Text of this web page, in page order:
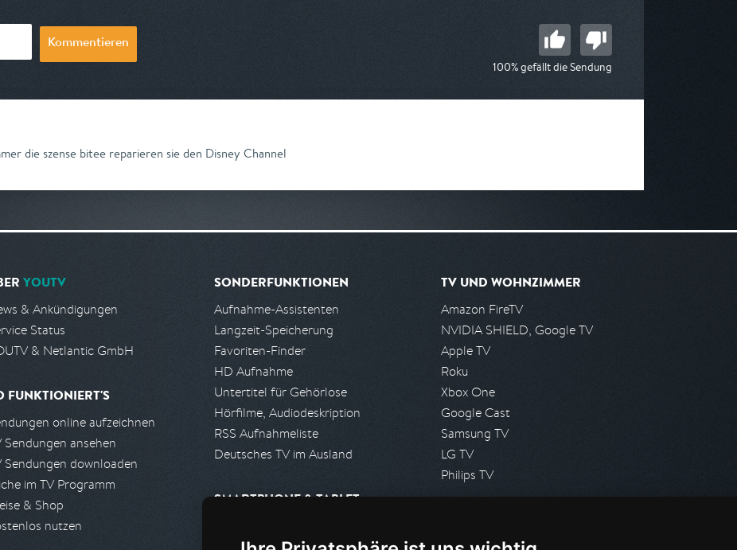
Kommentieren
100% gefällt die Sendung
die szense bitee reparieren sie den Disney Channel
YOUTV
& Ankündigungen
Status
& Netlantic GmbH
FUNKTIONIERT'S
online aufzeichnen
Sendungen ansehen
Sendungen downloaden
im TV Programm
& Shop
nutzen
SONDERFUNKTIONEN
Aufnahme-Assistenten
Langzeit-Speicherung
Favoriten-Finder
HD Aufnahme
Untertitel für Gehörlose
Hörfilme, Audiodeskription
RSS Aufnahmeliste
Deutsches TV im Ausland
SMARTPHONE & TABLET
Android App
TV UND WOHNZIMMER
Amazon FireTV
NVIDIA SHIELD, Google TV
Apple TV
Roku
Xbox One
Google Cast
Samsung TV
LG TV
Philips TV
Presseanfrage stellen